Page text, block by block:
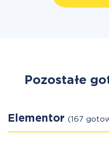
Pozostałe
Elementor (167